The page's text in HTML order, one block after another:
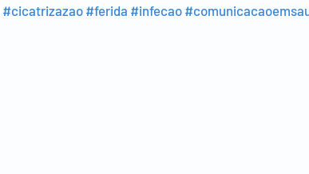
#cicatrizazao #ferida #infecao